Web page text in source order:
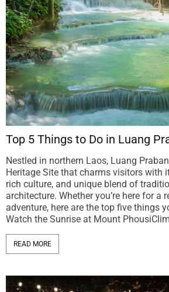
Top 5 Things to Do in Luang
Nestled in northern Laos, Luang
Heritage Site that charms visitors with
rich culture, and unique blend of
architecture. Whether you’re here for a
adventure, here are the top five things
Watch the Sunrise at Mount
READ MORE